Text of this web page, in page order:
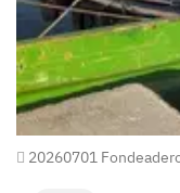
20260701